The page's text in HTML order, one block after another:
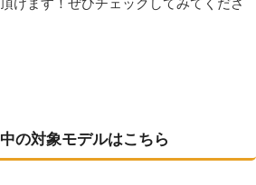
の対象モデルはこちら